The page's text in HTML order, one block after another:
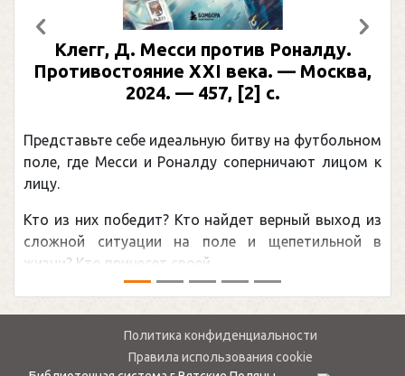
Д. Месси против Роналду.
XXI века. — Москва,
2024. — 457, [2] с.
себе идеальную битву на футбольном
Месси и Роналду соперничают лицом к
победит? Кто найдет верный выход из
ситуации на поле и щепетильной в
принесет своей ...
мире.Перед
Предыдущий
Политика конфиденциальности
Правила использования cookie